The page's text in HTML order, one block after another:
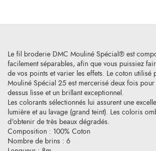
Le fil broderie DMC Mouliné Spécial® est
facilement séparables, afin que vous puissiez
de vos points et varier les effets. Le coton
Mouliné Spécial 25 est mercerisé deux fois
dessus lisse et un brillant exceptionnel.
Les colorants sélectionnés lui assurent une
lumière et au lavage (grand teint). Les coloris
d'obtenir de très beaux dégradés.
Composition : 100% Coton
Nombre de brins : 6